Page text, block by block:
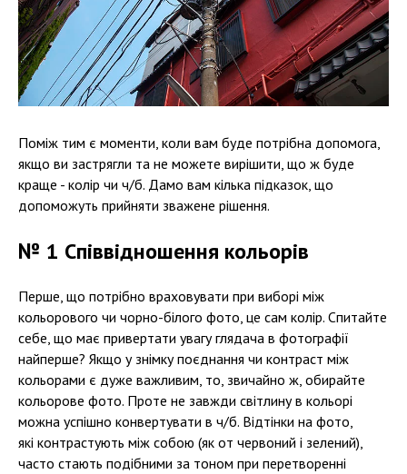
Поміж тим є моменти, коли вам буде потрібна допомога,
якщо ви застрягли та не можете вирішити, що ж буде
краще - колір чи ч/б. Дамо вам кілька підказок, що
допоможуть прийняти зважене рішення.
№ 1 Співвідношення кольорів
Перше, що потрібно враховувати при виборі між
кольорового чи чорно-білого фото, це сам колір. Спитайте
себе, що має привертати увагу глядача в фотографії
найперше? Якщо у знімку поєднання чи контраст між
кольорами є дуже важливим, то, звичайно ж, обирайте
кольорове фото. Проте не завжди світлину в кольорі
можна успішно конвертувати в ч/б. Відтінки на фото,
які контрастують між собою (як от червоний і зелений),
часто стають подібними за тоном при перетворенні